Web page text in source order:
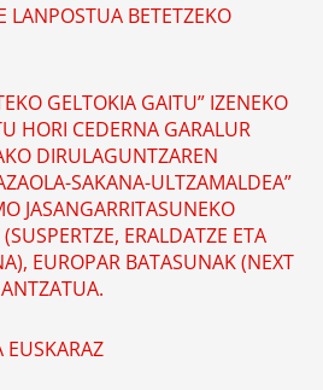
LANPOSTUA BETETZEKO
GELTOKIA GAITU” IZENEKO
HORI CEDERNA GARALUR
DIRULAGUNTZAREN
SAKANA-ULTZAMALDEA”
JASANGARRITASUNEKO
ERALDATZE ETA
EUROPAR BATASUNAK (NEXT
EUSKARAZ